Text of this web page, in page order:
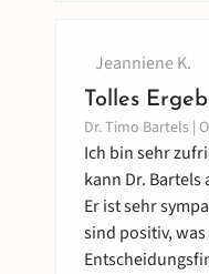
Jeanniene K.
Tolles
Dr. Timo Bartels |
Ich bin sehr
kann Dr.
Er ist sehr
sind positiv,